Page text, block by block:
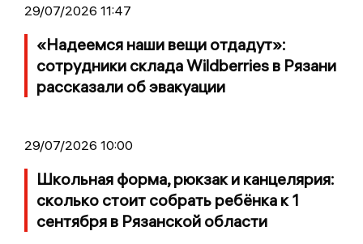
29/07/2026 11:47
«Надеемся наши вещи отдадут»:
сотрудники склада Wildberries в Рязани
рассказали об эвакуации
29/07/2026 10:00
Школьная форма, рюкзак и канцелярия:
сколько стоит собрать ребёнка к 1
сентября в Рязанской области